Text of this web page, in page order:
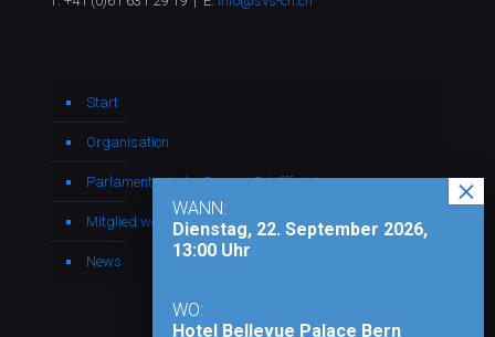
Start
Organisation
Parlamentarische Gruppe Schifffahrt
Mitglied werden
News
WANN:
Dienstag, 22. September 2026,
13:00 Uhr
WO:
Hotel Bellevue Palace Bern